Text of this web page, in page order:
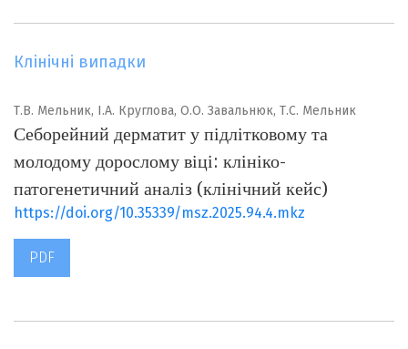
Клінічні випадки
Т.В. Мельник, І.А. Круглова, О.О. Завальнюк, Т.С. Мельник
Себорейний дерматит у підлітковому та
молодому дорослому віці: клініко-
патогенетичний аналіз (клінічний кейс)
https://doi.org/10.35339/msz.2025.94.4.mkz
PDF